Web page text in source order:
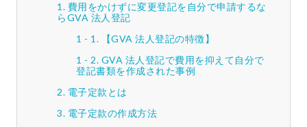
費用をかけずに変更登記を自分で申請するな
らGVA 法人登記
【GVA 法人登記の特徴】
GVA 法人登記で費用を抑えて自分で
登記書類を作成された事例
電子定款とは
電子定款の作成方法